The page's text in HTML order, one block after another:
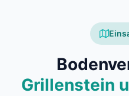
Grillenstein